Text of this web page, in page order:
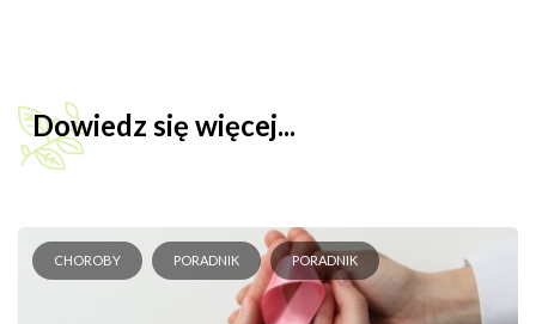
Dowiedz się więcej...
CHOROBY PORADNIK PORADNIK